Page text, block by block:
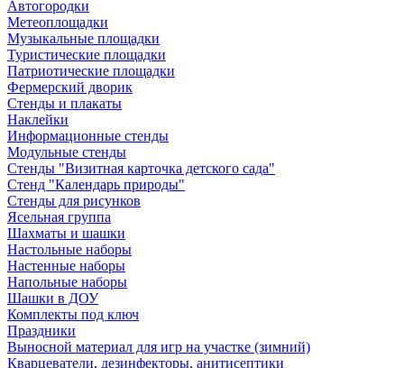
Автогородки
Метеоплощадки
Музыкальные площадки
Туристические площадки
Патриотические площадки
Фермерский дворик
Стенды и плакаты
Наклейки
Информационные стенды
Модульные стенды
Стенды "Визитная карточка детского сада"
Стенд "Календарь природы"
Стенды для рисунков
Ясельная группа
Шахматы и шашки
Настольные наборы
Настенные наборы
Напольные наборы
Шашки в ДОУ
Комплекты под ключ
Праздники
Выносной материал для игр на участке (зимний)
Кварцеватели, дезинфекторы, анитисептики